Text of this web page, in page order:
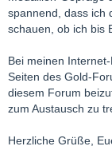
spannend, dass ich
schauen, ob ich bis
Bei meinen
Seiten des Gold-
diesem Forum
zum Austausch zu
Herzliche Grüße,